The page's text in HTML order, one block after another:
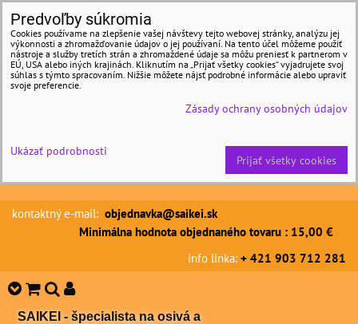
kontaktný e-mail: objednavka@saikei.sk
Minimálna hodnota objednaného tovaru : 15,00 €
info linka: + 421 903 712 281
SAIKEI - špecialista na osivá a
Predvoľby súkromia
Cookies používame na zlepšenie vašej návštevy tejto webovej stránky, analýzu jej
výkonnosti a zhromažďovanie údajov o jej používaní. Na tento účel môžeme použiť
nástroje a služby tretích strán a zhromaždené údaje sa môžu preniesť k partnerom v
EÚ, USA alebo iných krajinách. Kliknutím na „Prijať všetky cookies“ vyjadrujete svoj
súhlas s týmto spracovaním. Nižšie môžete nájsť podrobné informácie alebo upraviť
svoje preferencie.
Zásady ochrany osobných údajov
Ukázať podrobnosti
Prijať všetky cookies